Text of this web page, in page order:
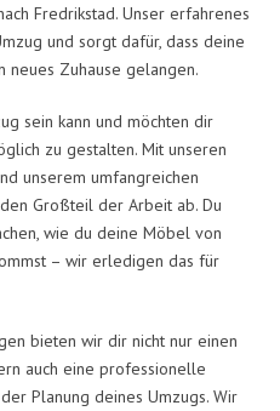
Fredrikstad. Unser erfahrenes
und sorgt dafür, dass deine
neues Zuhause gelangen.
sein kann und möchten dir
zu gestalten. Mit unseren
unserem umfangreichen
Großteil der Arbeit ab. Du
wie du deine Möbel von
– wir erledigen das für
bieten wir dir nicht nur einen
auch eine professionelle
Planung deines Umzugs. Wir